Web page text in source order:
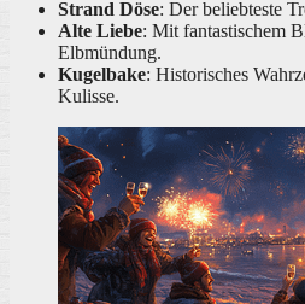
Strand Döse: Der beliebteste
Alte Liebe: Mit fantastischem
Elbmündung.
Kugelbake: Historisches
Kulisse.